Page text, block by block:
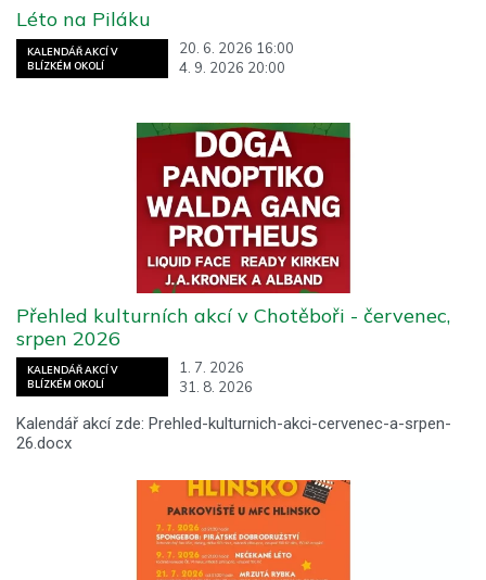
KALENDÁŘ AKCÍ V
BLÍZKÉM OKOLÍ
20. 6. 2026 16:00
4. 9. 2026 20:00
Léto na Piláku
KALENDÁŘ AKCÍ V
BLÍZKÉM OKOLÍ
1. 7. 2026
31. 8. 2026
Přehled kulturních akcí v Chotěboři - červenec,
srpen 2026
Kalendář akcí zde: Prehled-kulturnich-akci-cervenec-a-srpen-
26.docx